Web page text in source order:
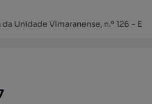
da Unidade Vimaranense, n.º 126 - E